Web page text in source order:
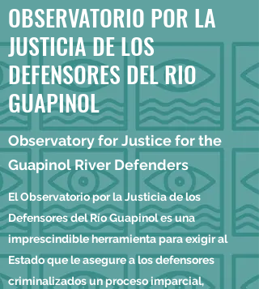
OBSERVATORIO POR LA
JUSTICIA DE LOS
DEFENSORES DEL RIO
GUAPINOL
Observatory for Justice for the
Guapinol River Defenders
El Observatorio por la Justicia de los
Defensores del Río Guapinol es una
imprescindible herramienta para exigir al
Estado que le asegure a los defensores
criminalizados un proceso imparcial,